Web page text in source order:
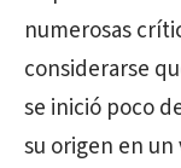
numerosas
considerarse
se inició poco
su origen en